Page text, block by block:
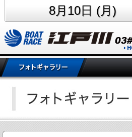
8月10日 (月)